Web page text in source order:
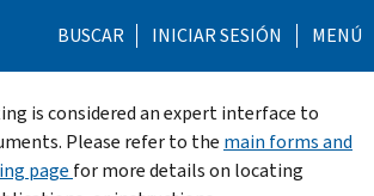
BUSCAR INICIAR SESIÓN MENÚ
is considered an expert interface to
Please refer to the main forms and
page for more details on locating